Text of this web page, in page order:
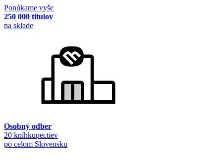
Ponúkame vyše
250 000 titulov
na sklade
Osobný odber
20 kníhkupectiev
po celom Slovensku